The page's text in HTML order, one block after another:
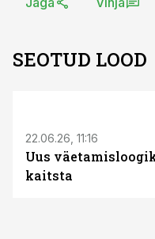
SEOTUD LOOD
22.06.26, 11:16
Uus
kaitsta